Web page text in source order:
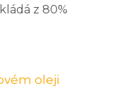
z 80%
oleji